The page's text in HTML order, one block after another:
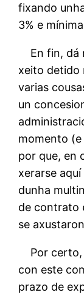
fixando
3% e
En fin, dá
xeito detido
varias
un
momento
por que, en
xerarse
dunha
de contrato
se
Por
con este
prazo de